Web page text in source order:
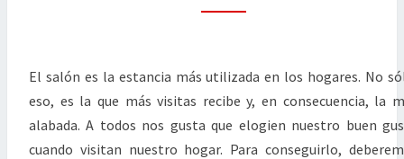
SALÓN
El salón es la estancia más utilizada en los hogares. No
eso, es la que más visitas recibe y, en consecuencia, la
alabada. A todos nos gusta que elogien nuestro buen
cuando visitan nuestro hogar. Para conseguirlo,